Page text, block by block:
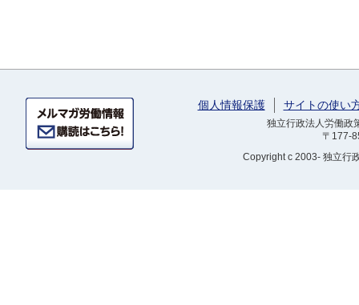
個人情報保護 サイトの使い
独立行政法人労働
〒177-
Copyrightc 2003- 独立行